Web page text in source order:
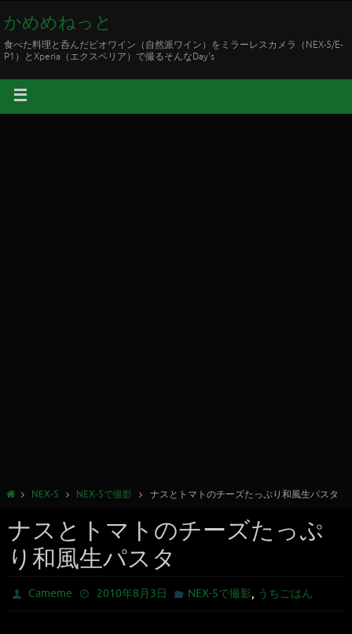
かめめねっと
食べた料理と呑んだビオワイン（自然派ワイン）をミラーレスカメラ（NEX-5/E-
P1）とXperia（エクスペリア）で撮るそんなDay's
NEX-5 NEX-5で撮影 ナスとトマトのチーズたっぷり和風生パスタ
ナスとトマトのチーズたっぷ
り和風生パスタ
Cameme 2010年8月3日 NEX-5で撮影, うちごはん